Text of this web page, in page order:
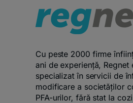
Cu peste 2000 firme
ani de experiență, Regnet
specializat în servicii de
modificare a societăților
PFA-urilor, fără stat la